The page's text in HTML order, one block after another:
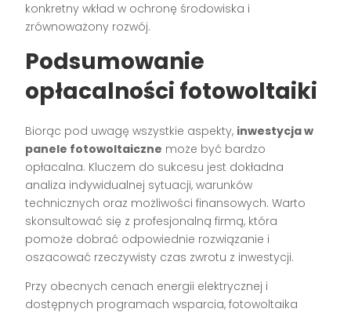
konkretny wkład w ochronę środowiska i
zrównoważony rozwój.
Podsumowanie
opłacalności fotowoltaiki
Biorąc pod uwagę wszystkie aspekty, inwestycja w
panele fotowoltaiczne może być bardzo
opłacalna. Kluczem do sukcesu jest dokładna
analiza indywidualnej sytuacji, warunków
technicznych oraz możliwości finansowych. Warto
skonsultować się z profesjonalną firmą, która
pomoże dobrać odpowiednie rozwiązanie i
oszacować rzeczywisty czas zwrotu z inwestycji.
Przy obecnych cenach energii elektrycznej i
dostępnych programach wsparcia, fotowoltaika